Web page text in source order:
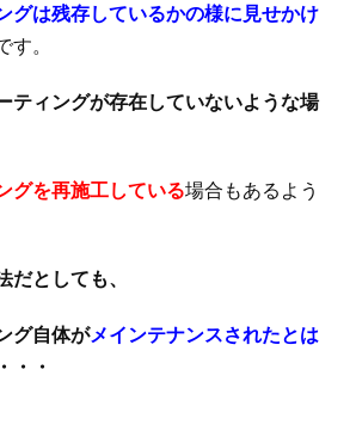
グは残存しているかの様に見せかけ
す。
ティングが存在していないような場
グを再施工している場合もあるよう
だとしても、
グ自体がメインテナンスされたとは
・・